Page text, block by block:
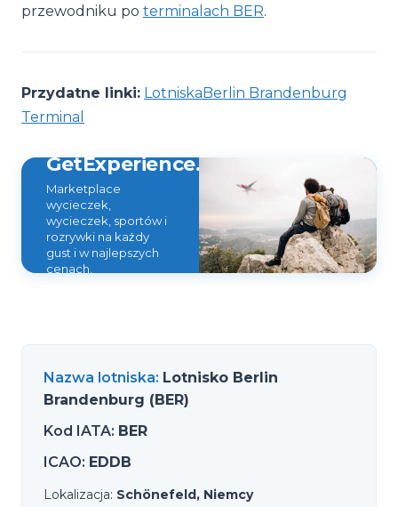
przewodniku po terminalach BER.
Przydatne linki: LotniskaBerlin Brandenburg
Terminal
GetExperience.com
Marketplace
wycieczek,
wycieczek, sportów i
rozrywki na każdy
gust i w najlepszych
cenach.
Nazwa lotniska: Lotnisko Berlin
Brandenburg (BER)
Kod IATA: BER
ICAO: EDDB
Lokalizacja: Schönefeld, Niemcy